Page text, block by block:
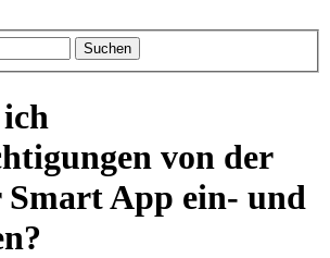
Suchen
von der
App ein- und